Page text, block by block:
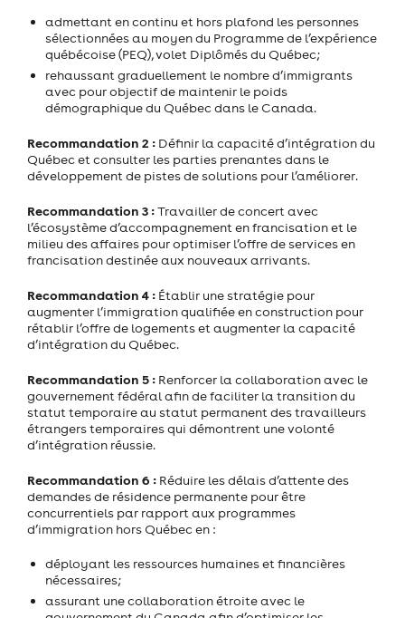
admettant en continu et hors plafond les personnes
sélectionnées au moyen du Programme de l’expérience
québécoise (PEQ), volet Diplômés du Québec;
rehaussant graduellement le nombre d’immigrants
avec pour objectif de maintenir le poids
démographique du Québec dans le Canada.
Recommandation 2 : Définir la capacité d’intégration du
Québec et consulter les parties prenantes dans le
développement de pistes de solutions pour l’améliorer.
Recommandation 3 :Travailler de concert avec
l’écosystème d’accompagnement en francisation et le
milieu des affaires pour optimiser l’offre de services en
francisation destinée aux nouveaux arrivants.
Recommandation 4 : Établir une stratégie pour
augmenter l’immigration qualifiée en construction pour
rétablir l’offre de logements et augmenter la capacité
d’intégration du Québec.
Recommandation 5 : Renforcer la collaboration avec le
gouvernement fédéral afin de faciliter la transition du
statut temporaire au statut permanent des travailleurs
étrangers temporaires qui démontrent une volonté
d’intégration réussie.
Recommandation 6 : Réduire les délais d’attente des
demandes de résidence permanente pour être
concurrentiels par rapport aux programmes
d’immigration hors Québec en :
déployant les ressources humaines et financières
nécessaires;
assurant une collaboration étroite avec le